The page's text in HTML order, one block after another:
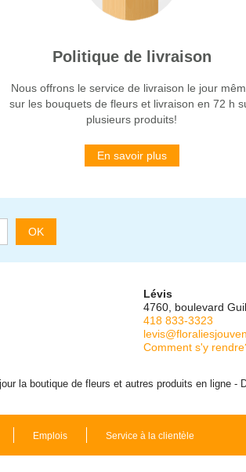
Politique de livraison
Nous offrons le service de livraison le jour
sur les bouquets de fleurs et livraison en 72 h
plusieurs produits!
En savoir plus
OK
Lévis
4760, boulevard
418 833-3323
Comment s'y
la boutique de fleurs et autres produits en ligne -
Emplois Service à la clientèle